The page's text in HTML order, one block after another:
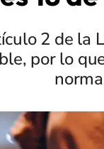
2 de la
por lo